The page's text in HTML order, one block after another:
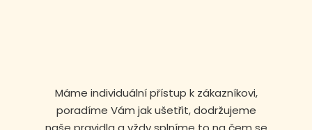
Máme individuální přístup k zákazníkovi,
poradíme Vám jak ušetřit, dodržujeme